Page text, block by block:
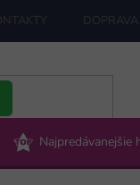
Najpredávanejšie